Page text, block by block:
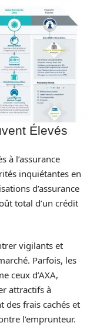
Élevés
à l’assurance
inquiétantes en
d’assurance
total d’un crédit
vigilants et
Parfois, les
ceux d’AXA,
attractifs à
des frais cachés et
l’emprunteur.